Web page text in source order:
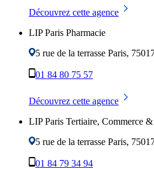
Découvrez cette agence
LIP Paris Pharmacie
5 rue de la terrasse Paris,
01 84 80 75 57
Découvrez cette agence
LIP Paris Tertiaire, Commerce
5 rue de la terrasse Paris,
01 84 79 34 94